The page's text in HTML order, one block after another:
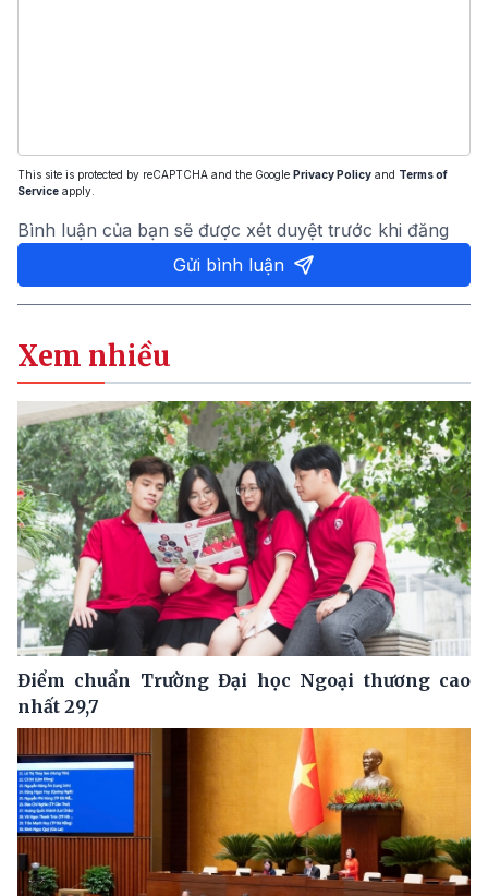
This site is protected by reCAPTCHA and the Google Privacy Policy and Terms of
Service apply.
Bình luận của bạn sẽ được xét duyệt trước khi đăng
Gửi bình luận
Xem nhiều
Điểm chuẩn Trường Đại học Ngoại thương cao
nhất 29,7